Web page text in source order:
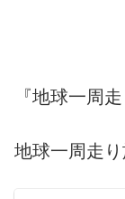
『地球一周走
地球一周走り